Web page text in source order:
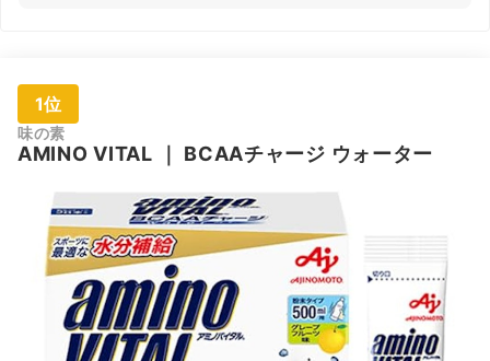
1位
味の素
AMINO VITAL BCAAチャージ ウォーター